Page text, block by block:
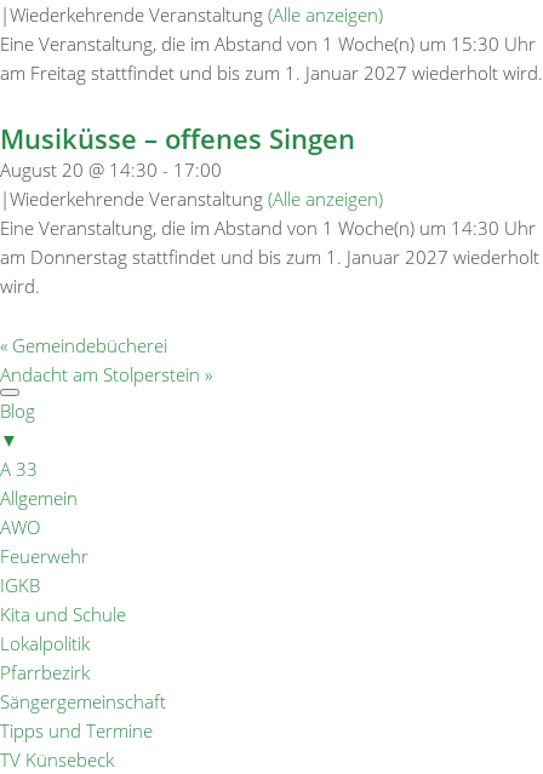
|Wiederkehrende Veranstaltung (Alle anzeigen)
Eine Veranstaltung, die im Abstand von 1 Woche(n) um 15:30 Uhr
am Freitag stattfindet und bis zum 1. Januar 2027 wiederholt wird.
Musiküsse – offenes Singen
August 20 @ 14:30 - 17:00
|Wiederkehrende Veranstaltung (Alle anzeigen)
Eine Veranstaltung, die im Abstand von 1 Woche(n) um 14:30 Uhr
am Donnerstag stattfindet und bis zum 1. Januar 2027 wiederholt
wird.
« Gemeindebücherei
Andacht am Stolperstein »
Blog
▼
A 33
Allgemein
AWO
Feuerwehr
IGKB
Kita und Schule
Lokalpolitik
Pfarrbezirk
Sängergemeinschaft
Tipps und Termine
TV Künsebeck